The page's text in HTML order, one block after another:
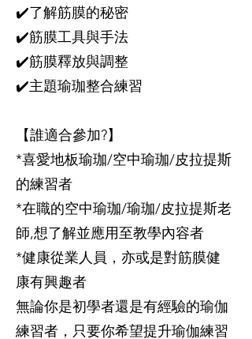
✔️了解筋膜的秘密
✔️筋膜工具與手法
✔️筋膜釋放與調整
✔️主題瑜珈整合練習
【誰適合參加?】
*喜愛地板瑜珈/空中瑜珈/皮拉提斯
的練習者
*在職的空中瑜珈/瑜珈/皮拉提斯老
師,想了解並應用至教學內容者
*健康從業人員，亦或是對筋膜健
康有興趣者
無論你是初學者還是有經驗的瑜伽
練習者，只要你希望提升瑜伽練習